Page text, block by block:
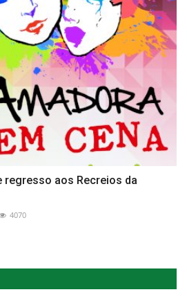
regresso aos Recreios da
4070